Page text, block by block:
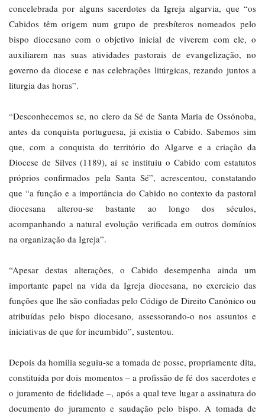
concelebrada por alguns sacerdotes da Igreja algarvia, que “os
Cabidos têm origem num grupo de presbíteros nomeados pelo
bispo diocesano com o objetivo inicial de viverem com ele, o
auxiliarem nas suas atividades pastorais de evangelização, no
governo da diocese e nas celebrações litúrgicas, rezando juntos a
liturgia das horas”.
“Desconhecemos se, no clero da Sé de Santa Maria de Ossónoba,
antes da conquista portuguesa, já existia o Cabido. Sabemos sim
que, com a conquista do território do Algarve e a criação da
Diocese de Silves (1189), aí se instituiu o Cabido com estatutos
próprios confirmados pela Santa Sé”, acrescentou, constatando
que “a função e a importância do Cabido no contexto da pastoral
diocesana alterou-se bastante ao longo dos séculos,
acompanhando a natural evolução verificada em outros domínios
na organização da Igreja”.
“Apesar destas alterações, o Cabido desempenha ainda um
importante papel na vida da Igreja diocesana, no exercício das
funções que lhe são confiadas pelo Código de Direito Canónico ou
atribuídas pelo bispo diocesano, assessorando-o nos assuntos e
iniciativas de que for incumbido”, sustentou.
Depois da homilia seguiu-se a tomada de posse, propriamente dita,
constituída por dois momentos – a profissão de fé dos sacerdotes e
o juramento de fidelidade –, após a qual teve lugar a assinatura do
documento do juramento e saudação pelo bispo. A tomada de